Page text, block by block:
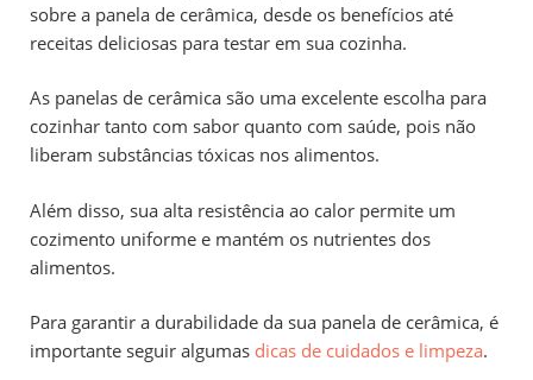
sobre a panela de cerâmica, desde os benefícios até
receitas deliciosas para testar em sua cozinha.
As panelas de cerâmica são uma excelente escolha para
cozinhar tanto com sabor quanto com saúde, pois não
liberam substâncias tóxicas nos alimentos.
Além disso, sua alta resistência ao calor permite um
cozimento uniforme e mantém os nutrientes dos
alimentos.
Para garantir a durabilidade da sua panela de cerâmica, é
importante seguir algumas dicas de cuidados e limpeza.